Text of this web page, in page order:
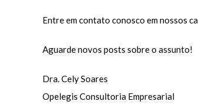
Entre em contato conosco em nossos
Aguarde novos posts sobre o assunto!
Dra. Cely Soares
Opelegis Consultoria Empresarial